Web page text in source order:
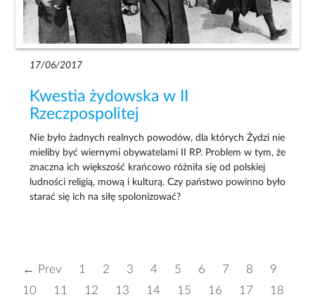
17/06/2017
Kwestia żydowska w II
Rzeczpospolitej
Nie było żadnych realnych powodów, dla których Żydzi nie
mieliby być wiernymi obywatelami II RP. Problem w tym, że
znaczna ich większość krańcowo różniła się od polskiej
ludności religią, mową i kulturą. Czy państwo powinno było
starać się ich na siłę spolonizować?
← Prev 1 2 3 4 5 6 7 8
9
10
11 12 13 14 15 16 17
18